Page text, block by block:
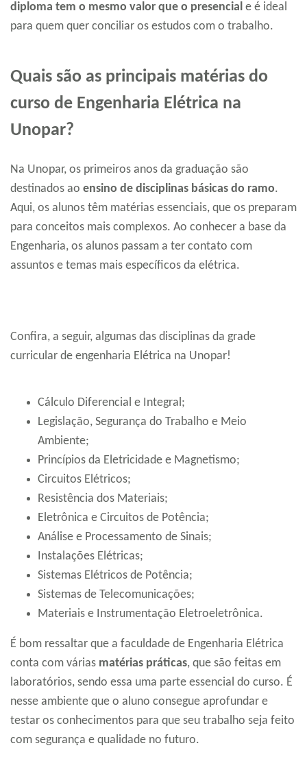
diploma tem o mesmo valor que o presencial e é ideal
para quem quer conciliar os estudos com o trabalho.
Quais são as principais matérias do
curso de Engenharia Elétrica na
Unopar?
Na Unopar, os primeiros anos da graduação são
destinados ao ensino de disciplinas básicas do ramo.
Aqui, os alunos têm matérias essenciais, que os preparam
para conceitos mais complexos. Ao conhecer a base da
Engenharia, os alunos passam a ter contato com
assuntos e temas mais específicos da elétrica.
Confira, a seguir, algumas das disciplinas da grade
curricular de engenharia Elétrica na Unopar!
Cálculo Diferencial e Integral;
Legislação, Segurança do Trabalho e Meio
Ambiente;
Princípios da Eletricidade e Magnetismo;
Circuitos Elétricos;
Resistência dos Materiais;
Eletrônica e Circuitos de Potência;
Análise e Processamento de Sinais;
Instalações Elétricas;
Sistemas Elétricos de Potência;
Sistemas de Telecomunicações;
Materiais e Instrumentação Eletroeletrônica.
É bom ressaltar que a faculdade de Engenharia Elétrica
conta com várias matérias práticas, que são feitas em
laboratórios, sendo essa uma parte essencial do curso. É
nesse ambiente que o aluno consegue aprofundar e
testar os conhecimentos para que seu trabalho seja feito
com segurança e qualidade no futuro.